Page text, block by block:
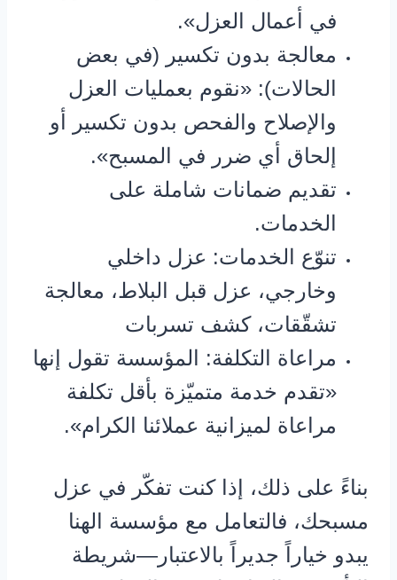
في أعمال العزل».
معالجة بدون تكسير (في بعض
الحالات): «نقوم بعمليات العزل
والإصلاح والفحص بدون تكسير أو
إلحاق أي ضرر في المسبح».
تقديم ضمانات شاملة على
الخدمات.
تنوّع الخدمات: عزل داخلي
وخارجي، عزل قبل البلاط، معالجة
تشقّقات، كشف تسربات
مراعاة التكلفة: المؤسسة تقول إنها
«تقدم خدمة متميّزة بأقل تكلفة
مراعاة لميزانية عملائنا الكرام».
بناءً على ذلك، إذا كنت تفكّر في عزل
مسبحك، فالتعامل مع مؤسسة الهنا
يبدو خياراً جديراً بالاعتبار—شريطة